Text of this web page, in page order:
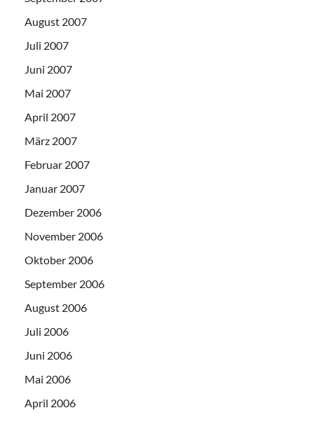
August 2007
Juli 2007
Juni 2007
Mai 2007
April 2007
März 2007
Februar 2007
Januar 2007
Dezember 2006
November 2006
Oktober 2006
September 2006
August 2006
Juli 2006
Juni 2006
Mai 2006
April 2006